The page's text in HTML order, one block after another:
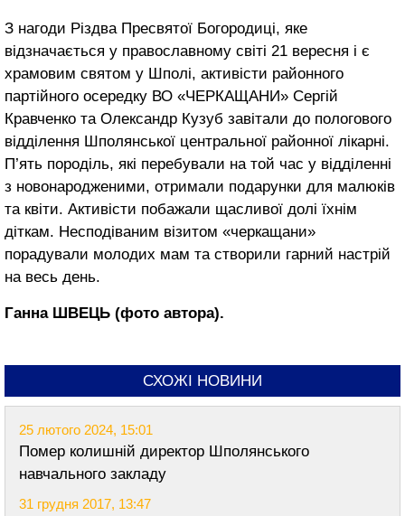
З нагоди Різдва Пресвятої Богородиці, яке
відзначається у православному світі 21 вересня і є
храмовим святом у Шполі, активісти районного
партійного осередку ВО «ЧЕРКАЩАНИ» Сергій
Кравченко та Олександр Кузуб завітали до пологового
відділення Шполянської центральної районної лікарні.
П’ять породіль, які перебували на той час у відділенні
з новонародженими, отримали подарунки для малюків
та квіти. Активісти побажали щасливої долі їхнім
діткам. Несподіваним візитом «черкащани»
порадували молодих мам та створили гарний настрій
на весь день.
Ганна ШВЕЦЬ (фото автора).
СХОЖІ НОВИНИ
25 лютого 2024, 15:01
Помер колишній директор Шполянського
навчального закладу
31 грудня 2017, 13:47